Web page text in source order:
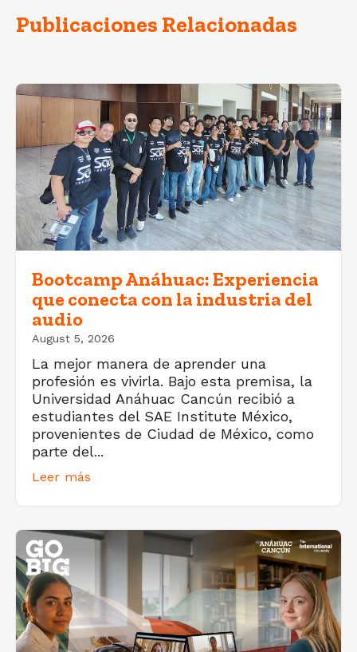
Publicaciones Relacionadas
Bootcamp Anáhuac: Experiencia
que conecta con la industria del
audio
August 5, 2026
La mejor manera de aprender una
profesión es vivirla. Bajo esta premisa, la
Universidad Anáhuac Cancún recibió a
estudiantes del SAE Institute México,
provenientes de Ciudad de México, como
parte del...
Leer más